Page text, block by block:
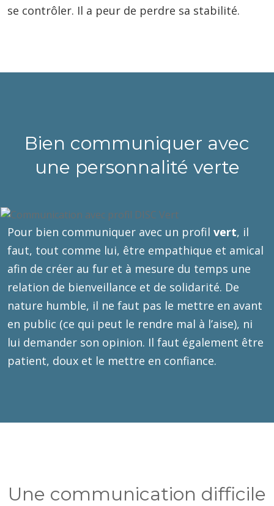
se contrôler. Il a peur de perdre sa stabilité.
Bien communiquer avec
une personnalité verte
Pour bien communiquer avec un profil vert, il
faut, tout comme lui, être empathique et amical
afin de créer au fur et à mesure du temps une
relation de bienveillance et de solidarité. De
nature humble, il ne faut pas le mettre en avant
en public (ce qui peut le rendre mal à l’aise), ni
lui demander son opinion. Il faut également être
patient, doux et le mettre en confiance.
Une communication difficile